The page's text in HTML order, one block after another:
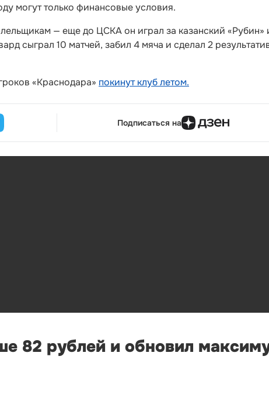
могут только финансовые условия.
— еще до ЦСКА он играл за казанский «Рубин»
сыграл 10 матчей, забил 4 мяча и сделал 2
«Краснодара» покинут клуб летом.
Подписаться на
82 рублей и обновил